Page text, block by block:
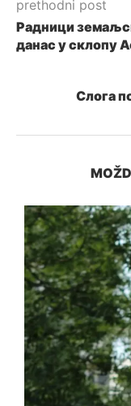
prethodni post
Радници
данас у склопу
Слога